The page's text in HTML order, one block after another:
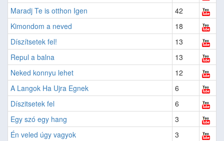
Maradj Te is otthon Igen
42
Kimondom a neved
18
Díszítsetek fel!
13
Repul a balna
13
Neked konnyu lehet
12
A Langok Ha Ujra Egnek
6
Díszitsetek fel
6
Egy szó egy hang
3
Én veled úgy vagyok
3